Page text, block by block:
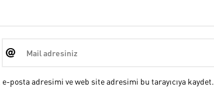
posta adresimi ve web site adresimi bu tarayıcıya kaydet.